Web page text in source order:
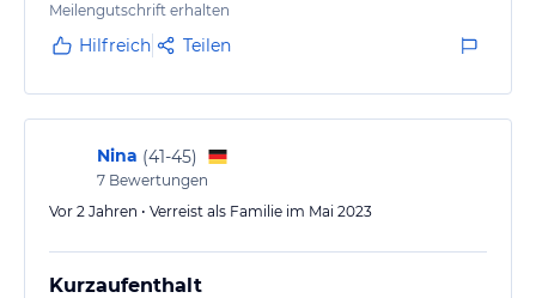
überzeugt es aber.
Meilengutschrift erhalten
Hilfreich Teilen
Nina (41-45)
7 Bewertungen
Vor 2 Jahren • Verreist als Familie im Mai 2023
Kurzaufenthalt